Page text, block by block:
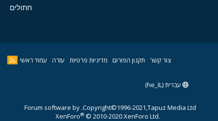
חתולים
צור קשר תקנון הפורום מדיניות פרטיות עזרה עמוד ראשי
עברית (he_IL)
Copyright©1996-2021,Tapuz Media Ltd.
Forum software by
XenForo® © 2010-2020 XenForo Ltd.